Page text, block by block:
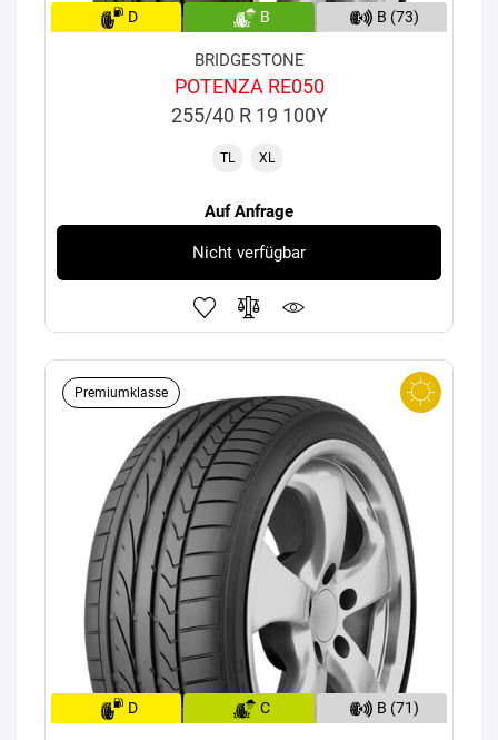
D B B (73)
BRIDGESTONE
POTENZA RE050
255/40 R 19 100Y
TL XL
Auf Anfrage
Nicht verfügbar
Premiumklasse
D C B (71)